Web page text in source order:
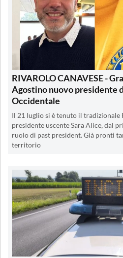
RIVAROLO CANAVESE -
Agostino nuovo presidente
Occidentale
Il 21 luglio si è tenuto il tradizionale
presidente uscente Sara Alice, dal
ruolo di past president. Già pronti
territorio